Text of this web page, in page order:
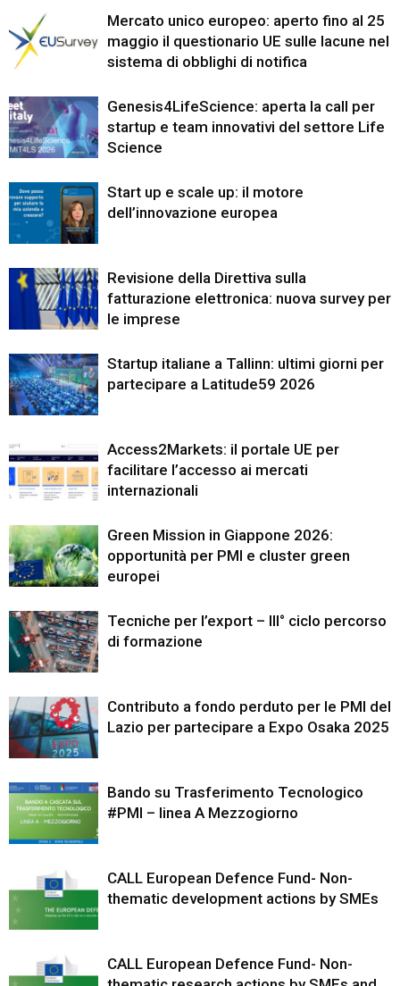
Mercato unico europeo: aperto fino al 25
maggio il questionario UE sulle lacune nel
sistema di obblighi di notifica
Genesis4LifeScience: aperta la call per
startup e team innovativi del settore Life
Science
Start up e scale up: il motore
dell’innovazione europea
Revisione della Direttiva sulla
fatturazione elettronica: nuova survey per
le imprese
Startup italiane a Tallinn: ultimi giorni per
partecipare a Latitude59 2026
Access2Markets: il portale UE per
facilitare l’accesso ai mercati
internazionali
Green Mission in Giappone 2026:
opportunità per PMI e cluster green
europei
Tecniche per l’export – III° ciclo percorso
di formazione
Contributo a fondo perduto per le PMI del
Lazio per partecipare a Expo Osaka 2025
Bando su Trasferimento Tecnologico
#PMI – linea A Mezzogiorno
CALL European Defence Fund- Non-
thematic development actions by SMEs
CALL European Defence Fund- Non-